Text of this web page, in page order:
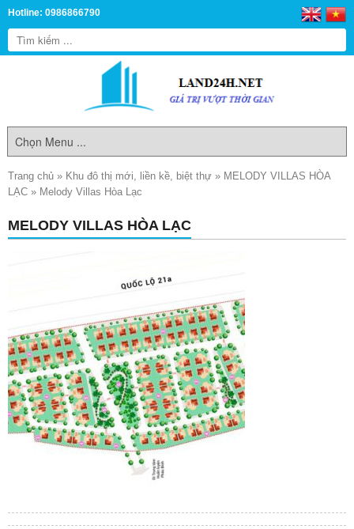
Hotline: 0986866790
Trang chủ » Khu đô thị mới, liền kề, biệt thự » MELODY VILLAS HÒA
LẠC » Melody Villas Hòa Lạc
MELODY VILLAS HÒA LẠC